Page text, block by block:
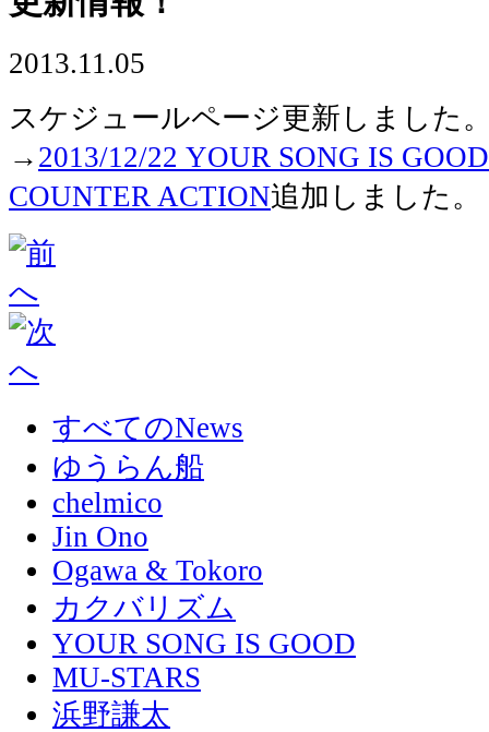
2013.11.05
スケジュールページ更新しました
→ 2013/12/22 YOUR SONG IS
COUNTER ACTION追加しました。
すべてのNews
ゆうらん船
chelmico
Jin Ono
Ogawa & Tokoro
カクバリズム
YOUR SONG IS GOOD
MU-STARS
浜野謙太